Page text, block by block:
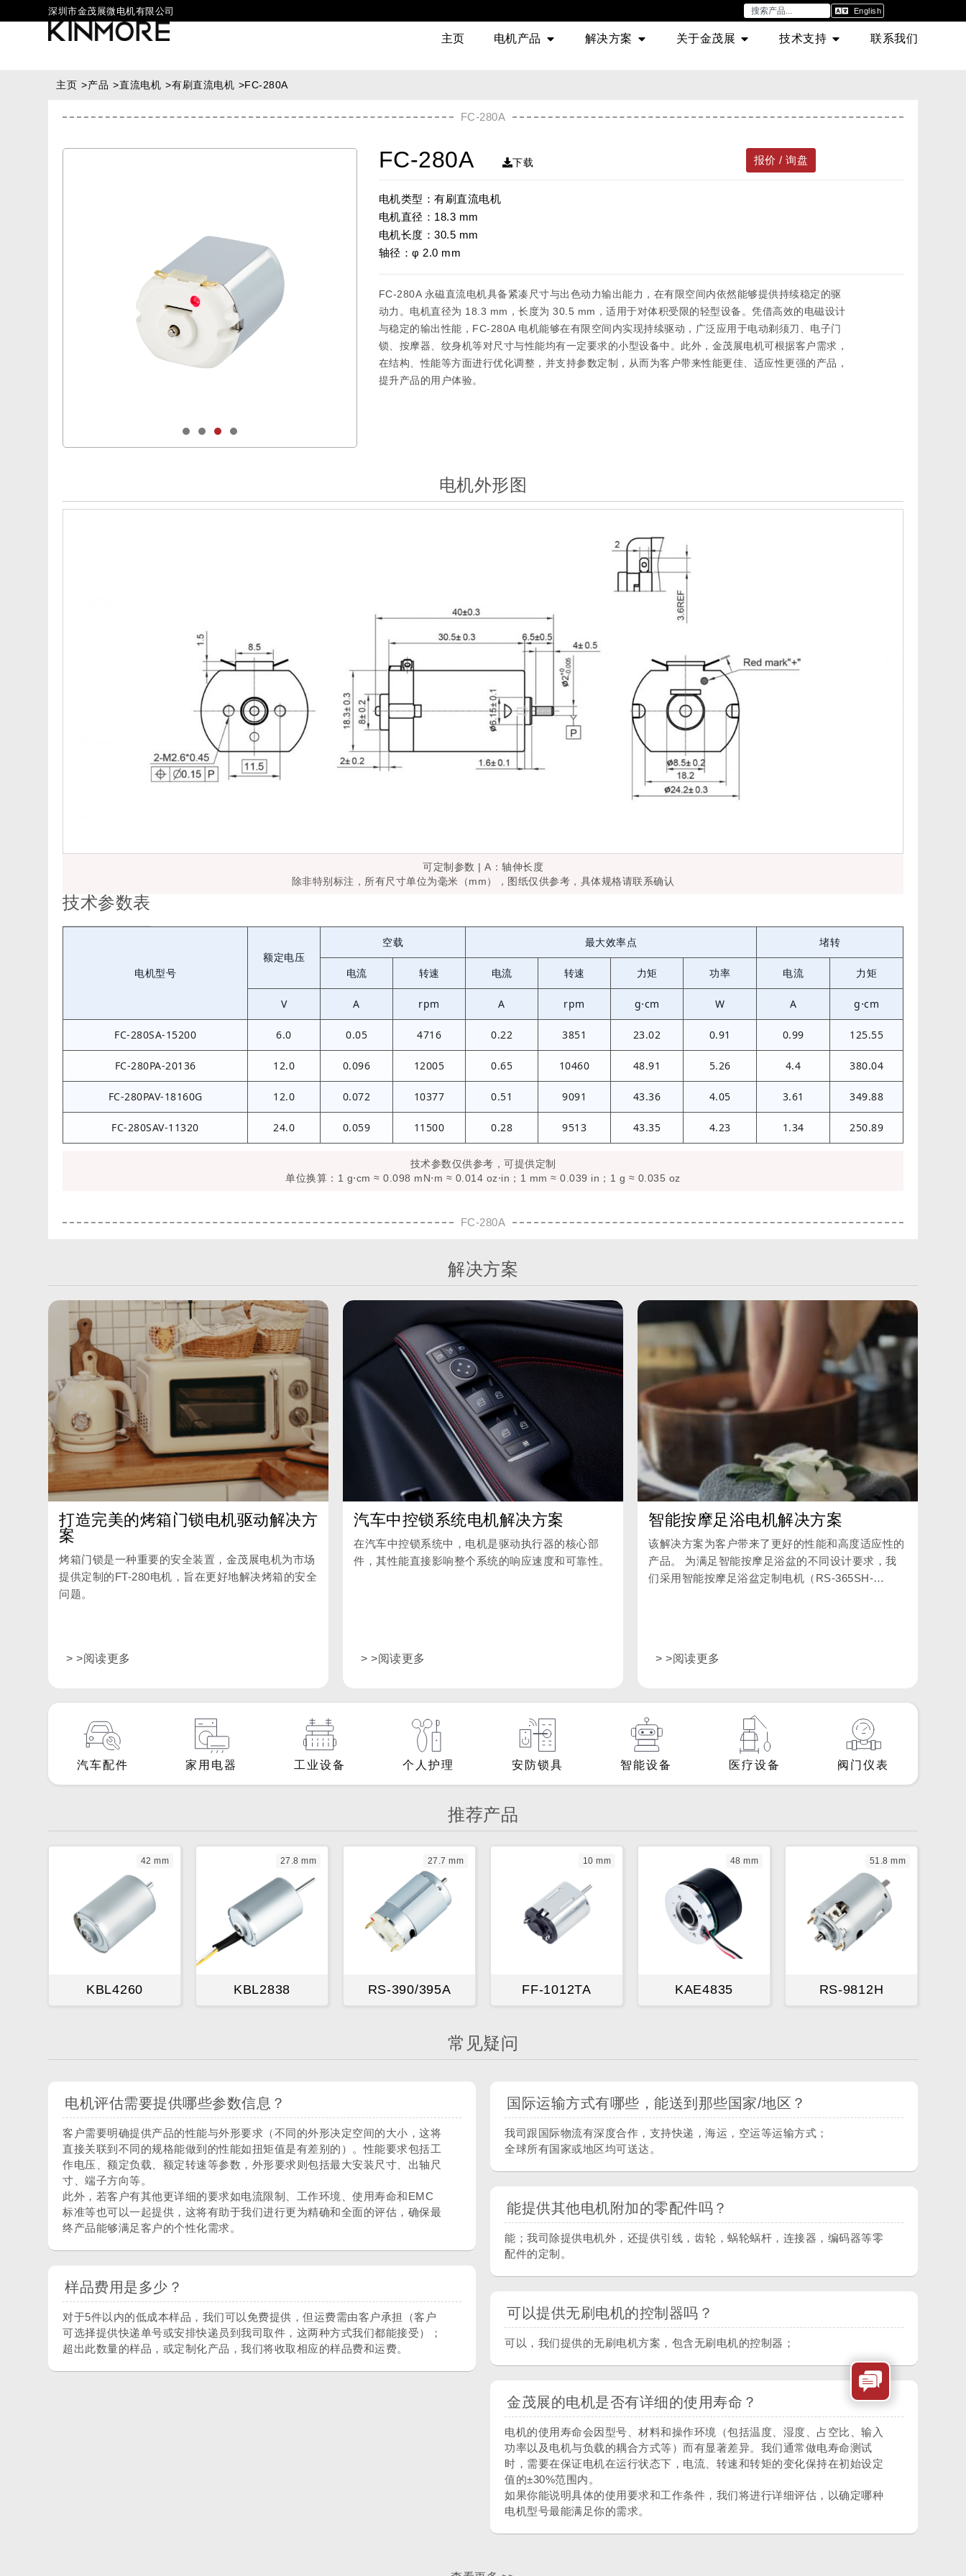
深圳市金茂展微电机有限公司 English
主页 电机产品 解决方案 关于金茂展 技术支持 联系我们
主页 >产品 >直流电机 >有刷直流电机 >FC-280A
FC-280A
FC-280A 下载 报价 / 询盘
电机类型：有刷直流电机
电机直径：18.3 mm
电机长度：30.5 mm
轴径：φ 2.0 mm
FC-280A 永磁直流电机具备紧凑尺寸与出色动力输出能力，在有限空间内依然能够提供持续稳定的驱
动力。电机直径为 18.3 mm，长度为 30.5 mm，适用于对体积受限的轻型设备。凭借高效的电磁设计
与稳定的输出性能，FC-280A 电机能够在有限空间内实现持续驱动，广泛应用于电动剃须刀、电子门
锁、按摩器、纹身机等对尺寸与性能均有一定要求的小型设备中。此外，金茂展电机可根据客户需求，
在结构、性能等方面进行优化调整，并支持参数定制，从而为客户带来性能更佳、适应性更强的产品，
提升产品的用户体验。
电机外形图
可定制参数 | A：轴伸长度
除非特别标注，所有尺寸单位为毫米（mm），图纸仅供参考，具体规格请联系确认
技术参数表
电机型号
额定电压
空载 最大效率点 堵转
电流 转速 电流 转速 力矩 功率 电流 力矩
V A rpm A rpm g⋅cm W A g⋅cm
FC-280SA-15200 6.0 0.05 4716 0.22 3851 23.02 0.91 0.99 125.55
FC-280PA-20136 12.0 0.096 12005 0.65 10460 48.91 5.26 4.4 380.04
FC-280PAV-18160G 12.0 0.072 10377 0.51 9091 43.36 4.05 3.61 349.88
FC-280SAV-11320 24.0 0.059 11500 0.28 9513 43.35 4.23 1.34 250.89
技术参数仅供参考，可提供定制
单位换算：1 g⋅cm ≈ 0.098 mN⋅m ≈ 0.014 oz⋅in；1 mm ≈ 0.039 in；1 g ≈ 0.035 oz
FC-280A
解决方案
打造完美的烤箱门锁电机驱动解决方
案
烤箱门锁是一种重要的安全装置，金茂展电机为市场
提供定制的FT-280电机，旨在更好地解决烤箱的安全
问题。
> >阅读更多
汽车中控锁系统电机解决方案
在汽车中控锁系统中，电机是驱动执行器的核心部
件，其性能直接影响整个系统的响应速度和可靠性。
> >阅读更多
智能按摩足浴电机解决方案
该解决方案为客户带来了更好的性能和高度适应性的
产品。 为满足智能按摩足浴盆的不同设计要求，我
们采用智能按摩足浴盆定制电机（RS-365SH-
> >阅读更多
汽车配件 家用电器 工业设备 个人护理 安防锁具 智能设备 医疗设备 阀门仪表
推荐产品
42 mm
KBL4260
27.8 mm
KBL2838
27.7 mm
RS-390/395A
10 mm
FF-1012TA
48 mm
KAE4835
51.8 mm
RS-9812H
常见疑问
电机评估需要提供哪些参数信息？
客户需要明确提供产品的性能与外形要求（不同的外形决定空间的大小，这将
直接关联到不同的规格能做到的性能如扭矩值是有差别的）。性能要求包括工
作电压、额定负载、额定转速等参数，外形要求则包括最大安装尺寸、出轴尺
寸、端子方向等。
此外，若客户有其他更详细的要求如电流限制、工作环境、使用寿命和EMC
标准等也可以一起提供，这将有助于我们进行更为精确和全面的评估，确保最
终产品能够满足客户的个性化需求。
国际运输方式有哪些，能送到那些国家/地区？
我司跟国际物流有深度合作，支持快递，海运，空运等运输方式；
全球所有国家或地区均可送达。
能提供其他电机附加的零配件吗？
能；我司除提供电机外，还提供引线，齿轮，蜗轮蜗杆，连接器，编码器等零
配件的定制。
样品费用是多少？
对于5件以内的低成本样品，我们可以免费提供，但运费需由客户承担（客户
可选择提供快递单号或安排快递员到我司取件，这两种方式我们都能接受）；
超出此数量的样品，或定制化产品，我们将收取相应的样品费和运费。
可以提供无刷电机的控制器吗？
可以，我们提供的无刷电机方案，包含无刷电机的控制器；
金茂展的电机是否有详细的使用寿命？
电机的使用寿命会因型号、材料和操作环境（包括温度、湿度、占空比、输入
功率以及电机与负载的耦合方式等）而有显著差异。我们通常做电寿命测试
时，需要在保证电机在运行状态下，电流、转速和转矩的变化保持在初始设定
值的±30%范围内。
如果你能说明具体的使用要求和工作条件，我们将进行详细评估，以确定哪种
电机型号最能满足你的需求。